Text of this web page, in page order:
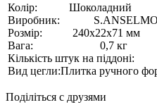
Колір:
Шоколадний
Виробник:
S.ANSELMO
Розмір:
240х22х71 мм
Вага:
0,7 кг
Кількість штук на піддоні:
Вид цегли:Плитка ручного
Поділіться с друзями